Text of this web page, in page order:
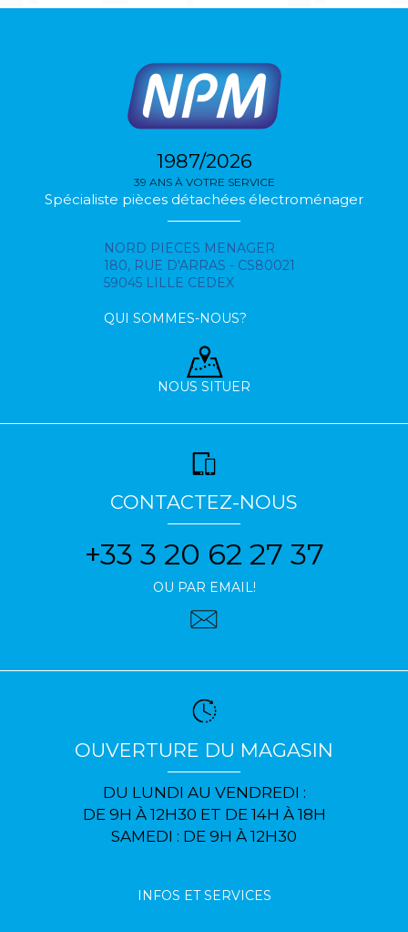
1987/2026
39 ANS À VOTRE SERVICE
Spécialiste pièces détachées électroménager
NORD PIECES MENAGER
180, RUE D'ARRAS - CS80021
59045 LILLE CEDEX
QUI SOMMES-NOUS?
NOUS SITUER
CONTACTEZ-NOUS
+33 3 20 62 27 37
OU PAR EMAIL!
OUVERTURE DU MAGASIN
DU LUNDI AU VENDREDI :
DE 9H À 12H30 ET DE 14H À 18H
SAMEDI : DE 9H À 12H30
INFOS ET SERVICES